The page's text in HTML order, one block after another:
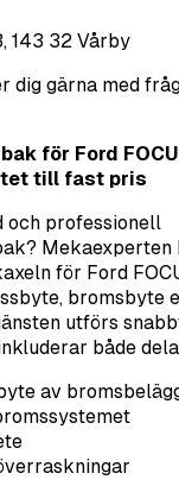
143 32 Vårby
dig gärna med
för Ford
till fast pris
och professionell
Mekaexperten
för Ford
bromsbyte
utförs
både
av